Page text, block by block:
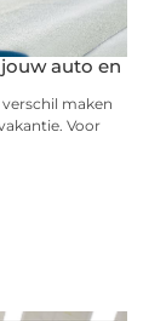
auto en
maken
Voor